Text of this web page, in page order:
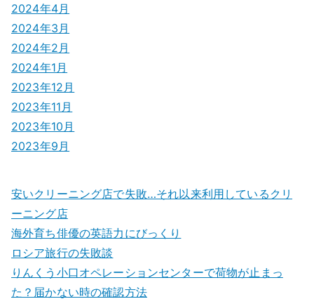
2024年4月
2024年3月
2024年2月
2024年1月
2023年12月
2023年11月
2023年10月
2023年9月
安いクリーニング店で失敗…それ以来利用しているクリ
ーニング店
海外育ち俳優の英語力にびっくり
ロシア旅行の失敗談
りんくう小口オペレーションセンターで荷物が止まっ
た？届かない時の確認方法